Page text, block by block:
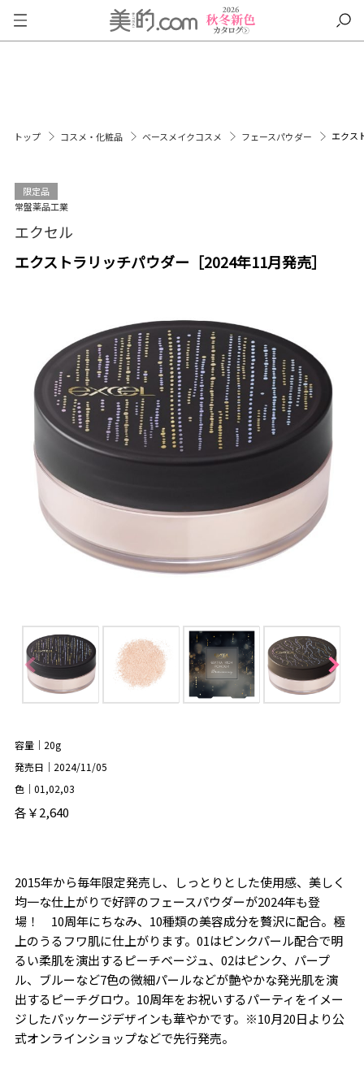
トップ コスメ・化粧品 ベースメイクコスメ フェースパウダー エクス
限定品
常盤薬品工業
エクセル
エクストラリッチパウダー［2024年11月発売］
容量｜20g
発売日｜2024/11/05
色｜01,02,03
各￥2,640
2015年から毎年限定発売し、しっとりとした使用感、美しく
均一な仕上がりで好評のフェースパウダーが2024年も登
場！ 10周年にちなみ、10種類の美容成分を贅沢に配合。極
上のうるフワ肌に仕上がります。01はピンクパール配合で明
るい柔肌を演出するピーチベージュ、02はピンク、パープ
ル、ブルーなど7色の微細パールなどが艶やかな発光肌を演
出するピーチグロウ。10周年をお祝いするパーティをイメー
ジしたパッケージデザインも華やかです。※10月20日より公
式オンラインショップなどで先行発売。